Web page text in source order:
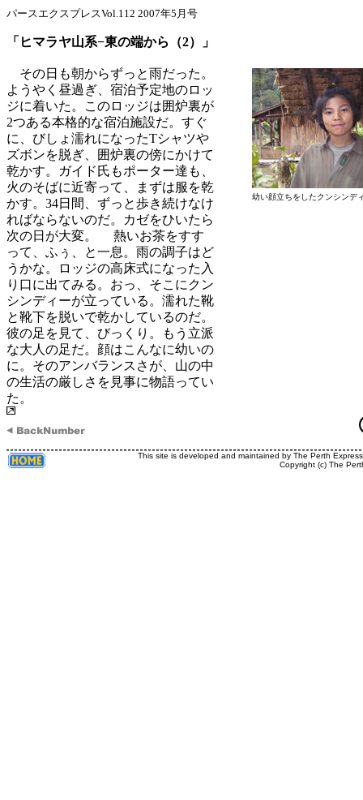
パースエクスプレスVol.112 2007年5月号
「ヒマラヤ山系−東の端から（2）」
その日も朝からずっと雨だった。
ようやく昼過ぎ、宿泊予定地のロッ
ジに着いた。このロッジは囲炉裏が
2つある本格的な宿泊施設だ。すぐ
に、びしょ濡れになったTシャツや
ズボンを脱ぎ、囲炉裏の傍にかけて
乾かす。ガイド氏もポーター達も、
火のそばに近寄って、まずは服を乾
かす。34日間、ずっと歩き続けなけ
ればならないのだ。カゼをひいたら
次の日が大変。 熱いお茶をすす
って、ふぅ、と一息。雨の調子はど
うかな。ロッジの高床式になった入
り口に出てみる。おっ、そこにクン
シンディーが立っている。濡れた靴
と靴下を脱いで乾かしているのだ。
彼の足を見て、びっくり。もう立派
な大人の足だ。顔はこんなに幼いの
に。そのアンバランスさが、山の中
の生活の厳しさを見事に物語ってい
た。
幼い顔立ちをしたクンシンデ
This site is developed and maintained by The Perth
Copyright (c) The